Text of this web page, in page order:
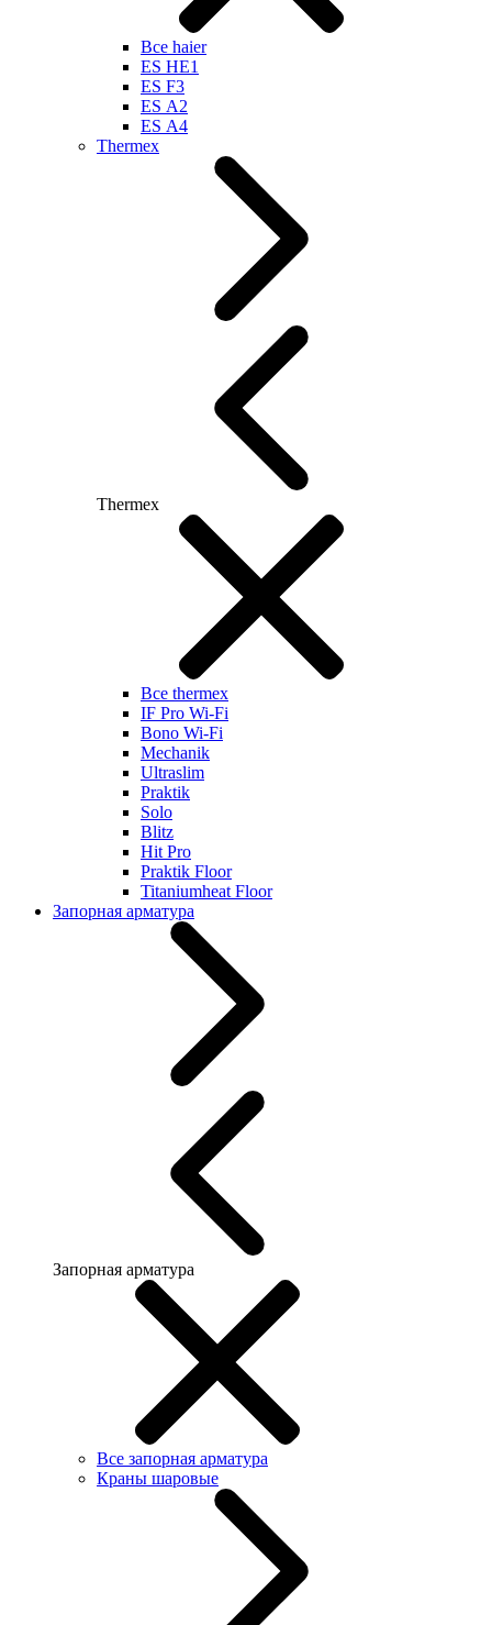
Все haier
ES HE1
ES F3
ES А2
ES А4
Thermex
Thermex
Все thermex
IF Pro Wi-Fi
Bono Wi-Fi
Mechanik
Ultraslim
Praktik
Solo
Blitz
Hit Pro
Praktik Floor
Titaniumheat Floor
Запорная арматура
Запорная арматура
Все запорная арматура
Краны шаровые